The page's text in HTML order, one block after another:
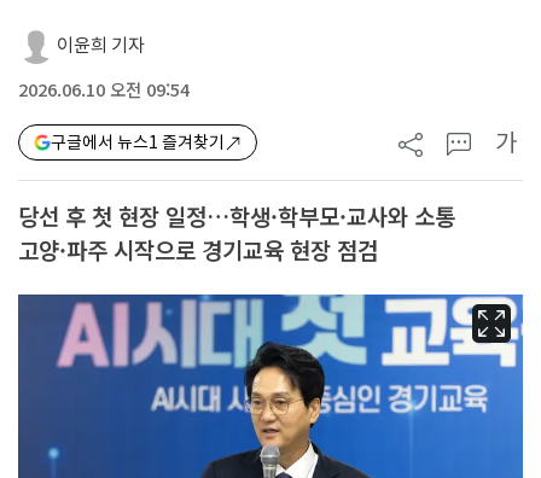
이윤희 기자
2026.06.10 오전 09:54
구글에서 뉴스1 즐겨찾기 가
당선 후 첫 현장 일정…학생·학부모·교사와 소통
고양·파주 시작으로 경기교육 현장 점검